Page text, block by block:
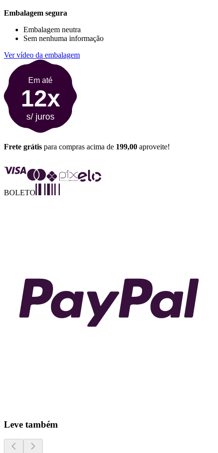
Embalagem segura
Embalagem neutra
Sem nenhuma informação
Ver vídeo da embalagem
Em até
12x
s/ juros
Frete grátis para compras acima de 199,00 aproveite!
BOLETO
Leve também